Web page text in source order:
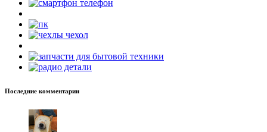
Последние комментарии